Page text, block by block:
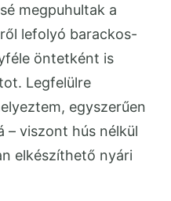
megpuhultak a
lefolyó barackos-
öntetként is
Legfelülre
egyszerűen
– viszont hús nélkül
elkészíthető nyári